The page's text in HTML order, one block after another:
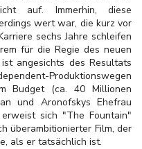
auf. Immerhin, diese
wert war, die kurz vor
sechs Jahre schleifen
für die Regie des neuen
angesichts des Resultats
Produktionswegen
Budget (ca. 40 Millionen
und Aronofskys Ehefrau
sich "The Fountain"
überambitionierter Film, der
als er tatsächlich ist.